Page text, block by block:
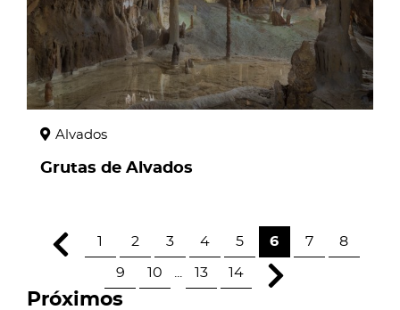
Alvados
Grutas de Alvados
1 2 3 4 5 6 7 8
9 10 13 14
Próximos